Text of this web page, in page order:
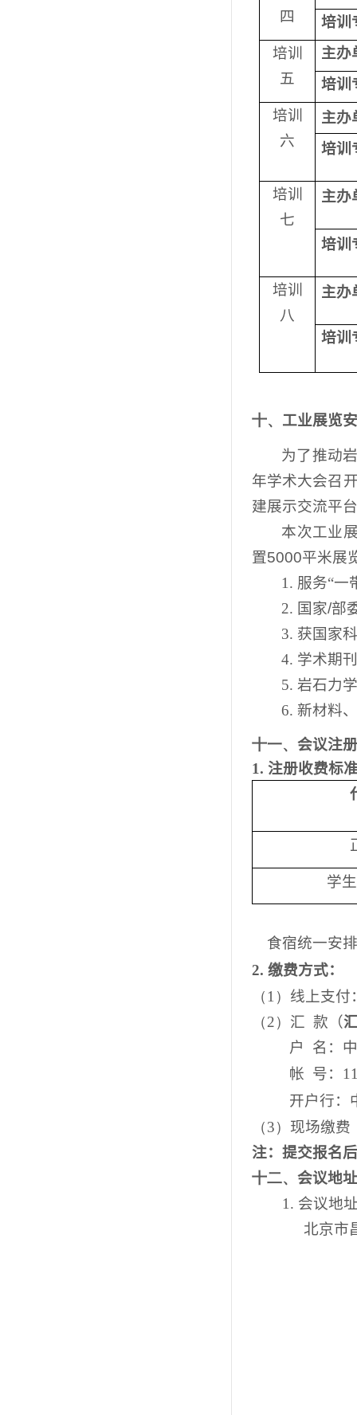
四
培训
培训
五
主办
培训
培训
六
主办
培训
培训
七
主办
培训
培训
八
主办
培训
十、 工业展览
为了推动
年学术大会召
建展示交流平
本次工业
置5000平米展
1. 服务“一
2. 国家/部
3. 获国家
4. 学术期
5.岩石力
6.新材料
十一、 会议注
1. 注册收费标
学
食宿统一安
2. 缴费方式：
（1） 线上支付
（2） 汇 款（
户
名：
帐 号：
开户行：
（3） 现场缴费
注：提交报名
十二、 会议地
1. 会议地
北京市